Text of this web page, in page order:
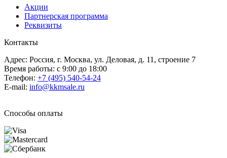
Акции
Партнерская программа
Реквизиты
Контакты
Адрес: Россия, г. Москва, ул. Деловая, д. 11, строение 7
Время работы: с 9:00 до 18:00
Телефон: +7 (495) 540-54-24
E-mail: info@kkmsale.ru
Способы оплаты